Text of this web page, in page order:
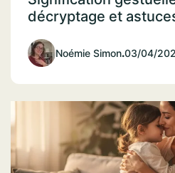
décryptage et
Noémie Simon.03/04/